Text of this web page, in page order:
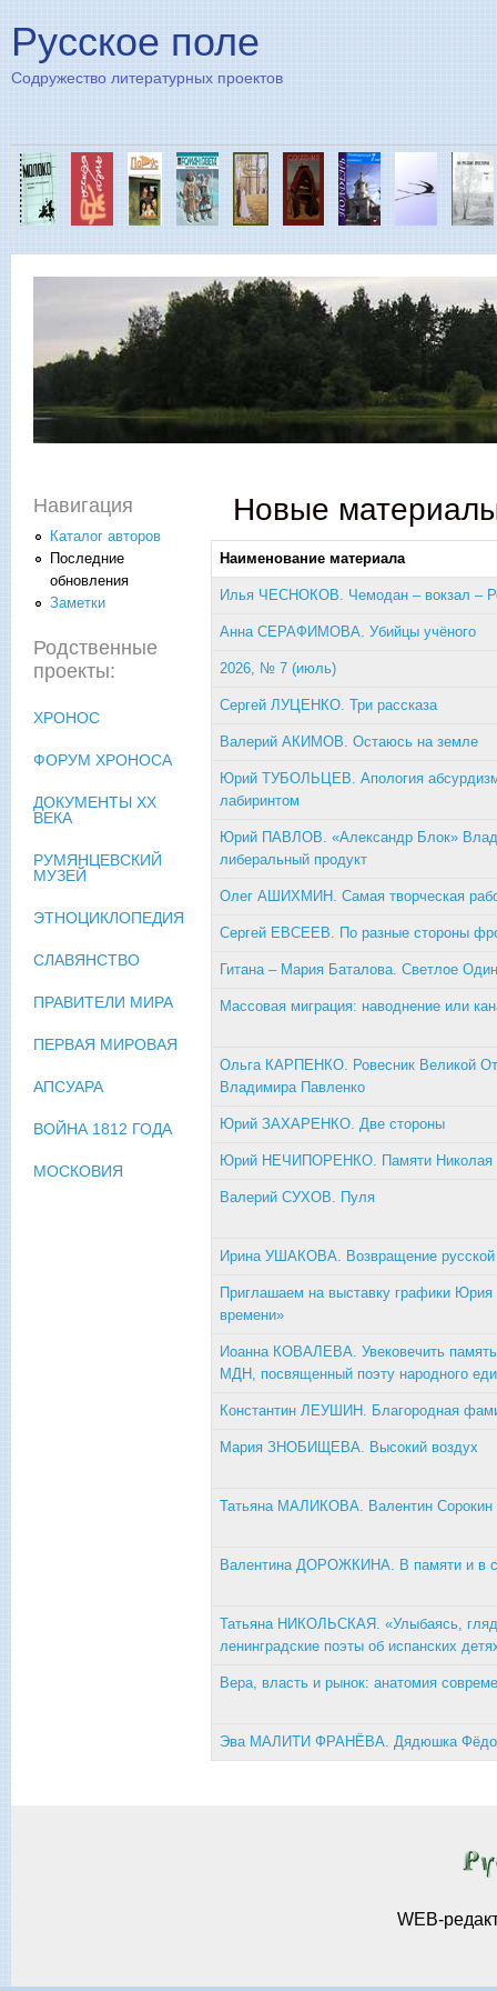
Русское поле
Содружество литературных проектов
Новые
Наименование материала
Илья ЧЕСНОКОВ. Чемодан – вокзал –
Анна СЕРАФИМОВА. Убийцы учёного
2026, № 7 (июль)
Сергей ЛУЦЕНКО. Три рассказа
Валерий АКИМОВ. Остаюсь на земле
Юрий ТУБОЛЬЦЕВ. Апология
лабиринтом
Юрий ПАВЛОВ. «Александр Блок»
либеральный продукт
Олег АШИХМИН. Самая творческая
Сергей ЕВСЕЕВ. По разные стороны
Гитана – Мария Баталова. Светлое
Массовая миграция: наводнение или
Ольга КАРПЕНКО. Ровесник Великой
Владимира Павленко
Юрий ЗАХАРЕНКО. Две стороны
Юрий НЕЧИПОРЕНКО. Памяти Николая
Валерий СУХОВ. Пуля
Ирина УШАКОВА. Возвращение русской
Приглашаем на выставку графики Юрия
времени»
Иоанна КОВАЛЕВА. Увековечить память
МДН, посвященный поэту народного
Константин ЛЕУШИН. Благородная
Мария ЗНОБИЩЕВА. Высокий воздух
Татьяна МАЛИКОВА. Валентин Сорокин
Валентина ДОРОЖКИНА. В памяти и в
Татьяна НИКОЛЬСКАЯ. «Улыбаясь,
ленинградские поэты об испанских
Вера, власть и рынок: анатомия
Эва МАЛИТИ ФРАНЁВА. Дядюшка
Навигация
Каталог авторов
Последние
обновления
Заметки
Родственные
проекты:
ХРОНОС
ФОРУМ ХРОНОСА
ДОКУМЕНТЫ XX
ВЕКА
РУМЯНЦЕВСКИЙ
МУЗЕЙ
ЭТНОЦИКЛОПЕДИЯ
СЛАВЯНСТВО
ПРАВИТЕЛИ МИРА
ПЕРВАЯ МИРОВАЯ
АПСУАРА
ВОЙНА 1812 ГОДА
МОСКОВИЯ
WEB-